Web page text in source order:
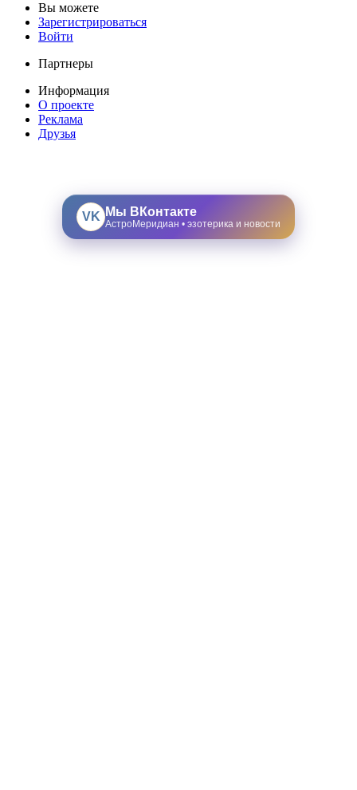
Вы можете
Зарегистрироваться
Войти
Партнеры
Информация
О проекте
Реклама
Друзья
VK Мы ВКонтакте
АстроМеридиан • эзотерика и новости